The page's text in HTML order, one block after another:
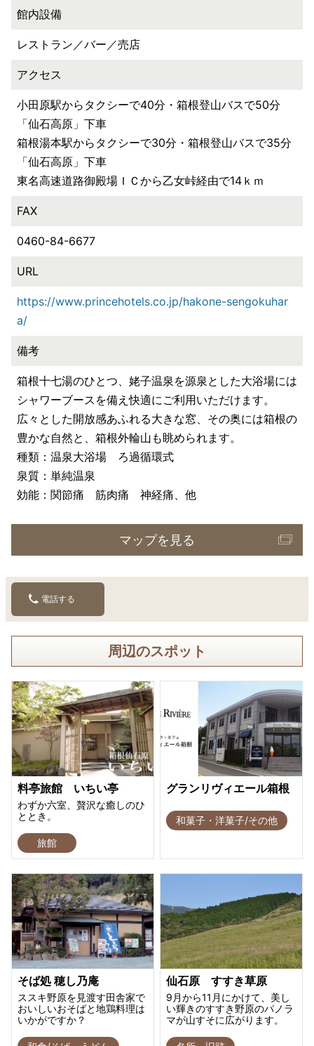
館内設備
レストラン／バー／売店
アクセス
小田原駅からタクシーで40分・箱根登山バスで50分
「仙石高原」下車
箱根湯本駅からタクシーで30分・箱根登山バスで35分
「仙石高原」下車
東名高速道路御殿場ＩＣから乙女峠経由で14ｋｍ
FAX
0460-84-6677
URL
https://www.princehotels.co.jp/hakone-sengokuhar
a/
備考
箱根十七湯のひとつ、姥子温泉を源泉とした大浴場には
シャワーブースを備え快適にご利用いただけます。
広々とした開放感あふれる大きな窓、その奥には箱根の
豊かな自然と、箱根外輪山も眺められます。
種類：温泉大浴場 ろ過循環式
泉質：単純温泉
効能：関節痛 筋肉痛 神経痛、他
マップを見る
電話する
周辺のスポット
料亭旅館 いちい亭
わずか六室、贅沢な癒しのひ
ととき。
旅館
グランリヴィエール箱根
和菓子・洋菓子/その他
そば処 穂し乃庵
ススキ野原を見渡す田舎家で
おいしいおそばと地鶏料理は
いかがですか？
仙石原 すすき草原
9月から11月にかけて、美し
い輝きのすすき野原のパノラ
マが山すそに広がります。